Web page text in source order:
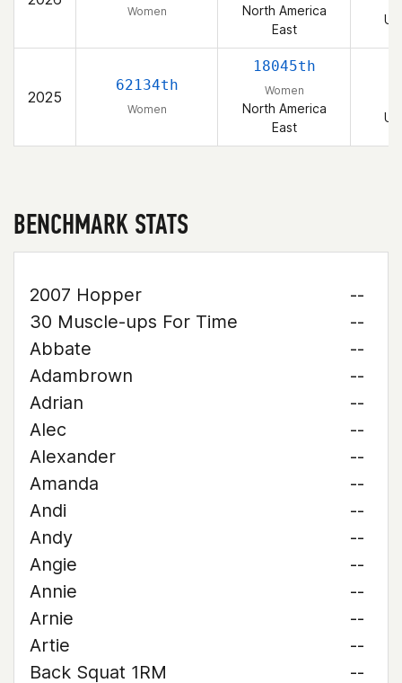
Women
North America
East
2025
62134th
Women
18045th
Women
North America
East
BENCHMARK STATS
2007 Hopper
--
30 Muscle-ups For Time
--
Abbate
--
Adambrown
--
Adrian
--
Alec
--
Alexander
--
Amanda
--
Andi
--
Andy
--
Angie
--
Annie
--
Arnie
--
Artie
--
Back Squat 1RM
--